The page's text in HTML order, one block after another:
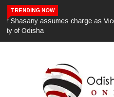
TRENDING NOW
ଗଜପତି:ପାରଳାଖେମୁଣ୍ଡି ପଟ୍ଟନାୟକ
୫୫.୬୯ ଲକ୍ଷ ଟଙ୍କାର ଠକେଇ
ଜଣେ ଠିକାଦାରଙ୍କୁ ଗିରଫ କରି ବ୍ରହ୍ମପୁର